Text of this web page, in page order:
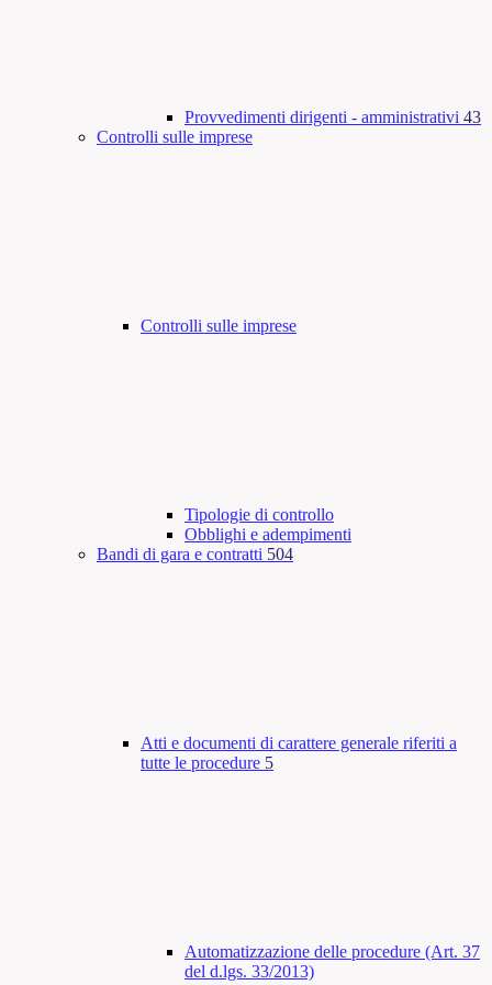
Provvedimenti dirigenti - amministrativi 43
Controlli sulle imprese
Controlli sulle imprese
Tipologie di controllo
Obblighi e adempimenti
Bandi di gara e contratti 504
Atti e documenti di carattere generale riferiti a
tutte le procedure 5
Automatizzazione delle procedure (Art. 37
del d.lgs. 33/2013)